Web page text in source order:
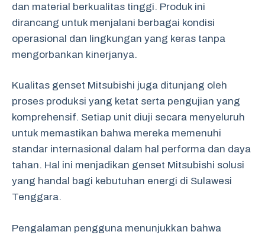
dan material berkualitas tinggi. Produk ini
dirancang untuk menjalani berbagai kondisi
operasional dan lingkungan yang keras tanpa
mengorbankan kinerjanya.
Kualitas genset Mitsubishi juga ditunjang oleh
proses produksi yang ketat serta pengujian yang
komprehensif. Setiap unit diuji secara menyeluruh
untuk memastikan bahwa mereka memenuhi
standar internasional dalam hal performa dan daya
tahan. Hal ini menjadikan genset Mitsubishi solusi
yang handal bagi kebutuhan energi di Sulawesi
Tenggara.
Pengalaman pengguna menunjukkan bahwa